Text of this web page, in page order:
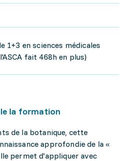
1+3 en sciences médicales
fait 468h en plus)
la formation
de la botanique, cette
approfondie de la «
permet d'appliquer avec